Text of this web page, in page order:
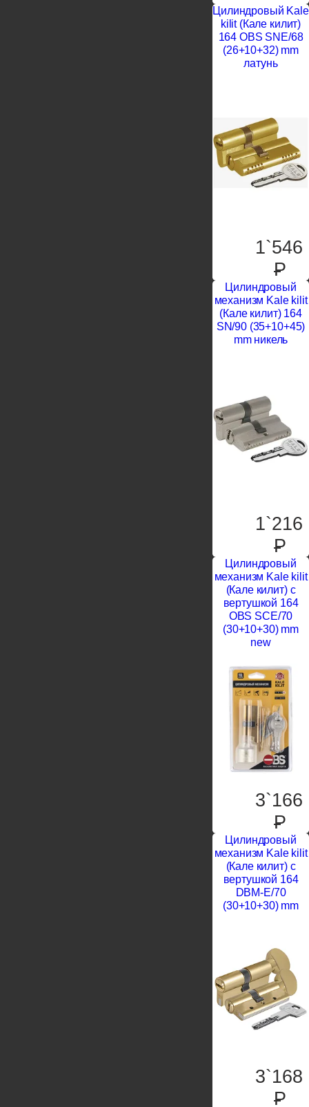
Цилиндровый Kale
kilit (Кале килит)
164 OBS SNE/68
(26+10+32) mm
латунь
1`546
P
Цилиндровый
механизм Kale kilit
(Кале килит) 164
SN/90 (35+10+45)
mm никель
1`216
P
Цилиндровый
механизм Kale kilit
(Кале килит) с
вертушкой 164
OBS SCE/70
(30+10+30) mm
new
3`166
P
Цилиндровый
механизм Kale kilit
(Кале килит) с
вертушкой 164
DBM-E/70
(30+10+30) mm
3`168
P